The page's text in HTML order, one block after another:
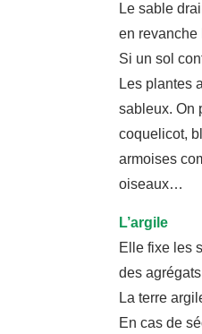
Le sable
en revanche
Si un sol
Les plantes
sableux. On
coquelicot,
armoises
oiseaux…
L’argile
Elle fixe les
des
La terre
En cas de